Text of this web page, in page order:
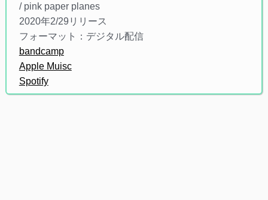
/ pink paper planes
2020年2/29リリース
フォーマット：デジタル配信
bandcamp
Apple Muisc
Spotify